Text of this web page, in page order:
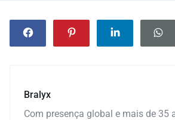
Bralyx
Com presença global e mais de 35